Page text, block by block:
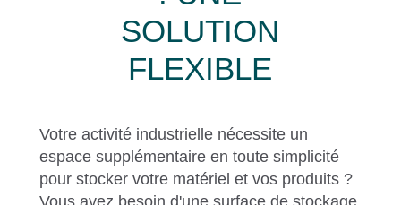
SOLUTION
FLEXIBLE
Votre activité industrielle nécessite un
espace supplémentaire en toute simplicité
pour stocker votre matériel et vos produits ?